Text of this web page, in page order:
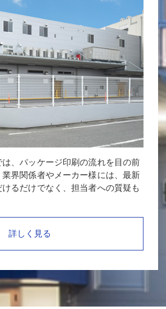
、パッケージ印刷の流れを目の前
界関係者やメーカー様には、最新
るだけでなく、担当者への質疑も
詳しく見る